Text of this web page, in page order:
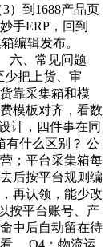
）到1688产品页
手ERP，回到
编辑发布。
六、常见问题
少把上货、审
靠采集箱和模
模板对齐，看数
计，四件事在同
有什么区别？ 公
；平台采集箱每
后按平台规则编
再认领，能少改
按平台账号、产
中后自动留在待
。 Q4：物流运